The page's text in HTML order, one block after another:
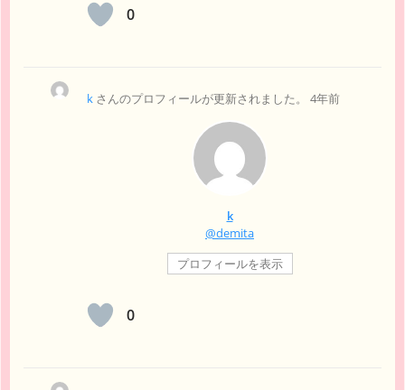
0
k さんのプロフィールが更新されました。 4年前
k
@demita
プロフィールを表示
0